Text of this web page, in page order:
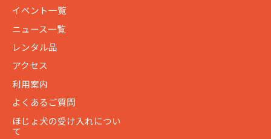
イベント一覧
ニュース一覧
レンタル品
アクセス
利用案内
よくあるご質問
ほじょ犬の受け入れについ
て